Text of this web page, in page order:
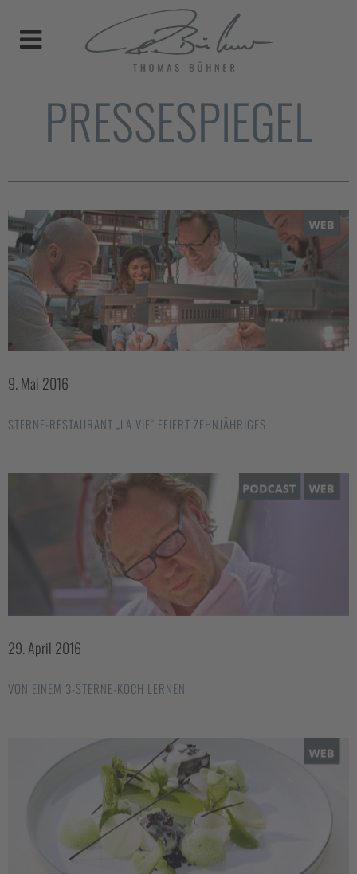
PRESSESPIEGEL
9. Mai 2016
STERNE-RESTAURANT „LA VIE“ FEIERT ZEHNJÄHRIGES
29. April 2016
VON EINEM 3-STERNE-KOCH LERNEN